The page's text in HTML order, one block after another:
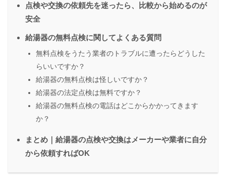
点検や交換の依頼先を迷ったら、比較から始めるのが
安全
給湯器の無料点検に関してよくある質問
無料点検をうたう業者のトラブルに遭ったらどうした
らいいですか？
給湯器の無料点検は怪しいですか？
給湯器の法定点検は無料ですか？
給湯器の無料点検の電話はどこからかかってきます
か？
まとめ｜給湯器の点検や交換はメーカーや業者に自分
から依頼すればOK